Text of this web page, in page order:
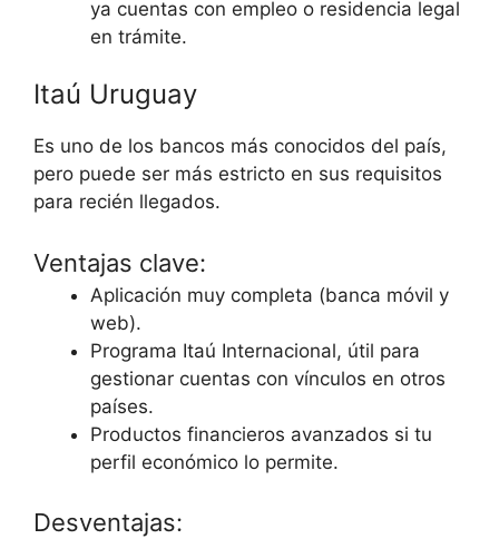
ya cuentas con empleo o residencia legal
en trámite.
Itaú Uruguay
Es uno de los bancos más conocidos del país,
pero puede ser más estricto en sus requisitos
para recién llegados.
Ventajas clave:
Aplicación muy completa (banca móvil y
web).
Programa Itaú Internacional, útil para
gestionar cuentas con vínculos en otros
países.
Productos financieros avanzados si tu
perfil económico lo permite.
Desventajas: